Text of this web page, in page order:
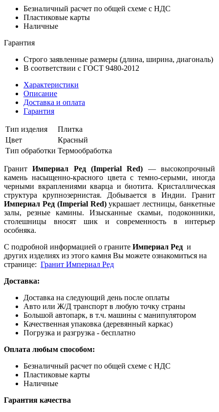
Безналичный расчет по общей схеме с НДС
Пластиковые карты
Наличные
Гарантия
Строго заявленные размеры (длина, ширина, диагональ)
В соответствии с ГОСТ 9480-2012
Характеристики
Описание
Доставка и оплата
Гарантия
Тип изделия
Плитка
Цвет
Красный
Тип обработки Термообработка
ГранитИмпериал Ред (Imperial Red) — высокопрочный
камень насыщенно-красного цвета с темно-серыми, иногда
черными вкраплениями кварца и биотита. Кристаллическая
структура крупнозернистая. Добывается в Индии. Гранит
Империал Ред (Imperial Red)украшает лестницы, банкетные
залы, резные камины. Изысканные скамьи, подоконники,
столешницы вносят шик и современность в интерьер
особняка.
С подробной информацией о граните Империал Ред и
других изделиях из этого камня Вы можете ознакомиться на
странице: Гранит Империал Ред
Доставка:
Доставка на следующий день после оплаты
Авто или Ж/Д транспорт в любую точку страны
Большой автопарк, в т.ч. машины с манипулятором
Качественная упаковка (деревянный каркас)
Погрузка и разгрузка - бесплатно
Оплата любым способом:
Безналичный расчет по общей схеме с НДС
Пластиковые карты
Наличные
Гарантия качества